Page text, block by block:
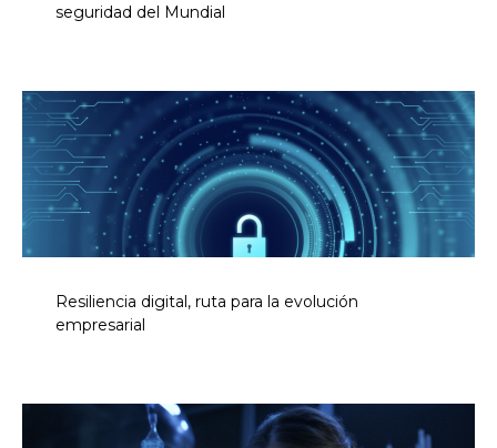
seguridad del Mundial
Resiliencia digital, ruta para la evolución
empresarial